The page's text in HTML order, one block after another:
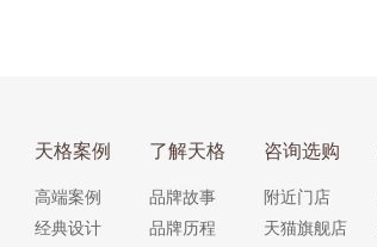
天格案例
高端案例
经典设计
了解天格
品牌故事
品牌历程
咨询选购
附近门店
天猫旗舰店